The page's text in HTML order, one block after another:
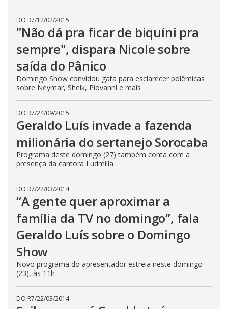
DO R7/12/02/2015
"Não dá pra ficar de biquíni pra
sempre", dispara Nicole sobre
saída do Pânico
Domingo Show convidou gata para esclarecer polêmicas
sobre Neymar, Sheik, Piovanni e mais
DO R7/24/09/2015
Geraldo Luís invade a fazenda
milionária do sertanejo Sorocaba
Programa deste domingo (27) também conta com a
presença da cantora Ludmilla
DO R7/22/03/2014
“A gente quer aproximar a
família da TV no domingo”, fala
Geraldo Luís sobre o Domingo
Show
Novo programa do apresentador estreia neste domingo
(23), às 11h
DO R7/22/03/2014